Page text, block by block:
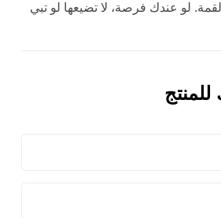
لو عندك فرصة، لا تضيعها لو تبي